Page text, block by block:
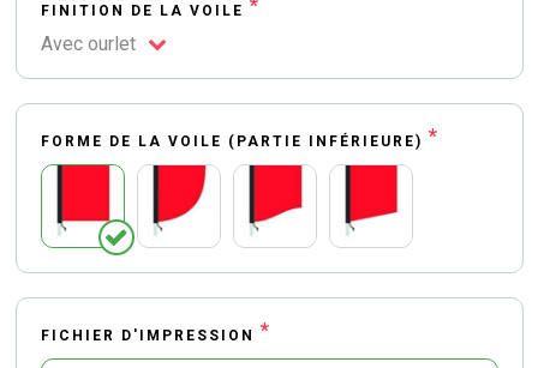
FINITION DE LA VOILE
Avec ourlet
FORME DE LA VOILE (PARTIE INFÉRIEURE) *
FICHIER D'IMPRESSION *